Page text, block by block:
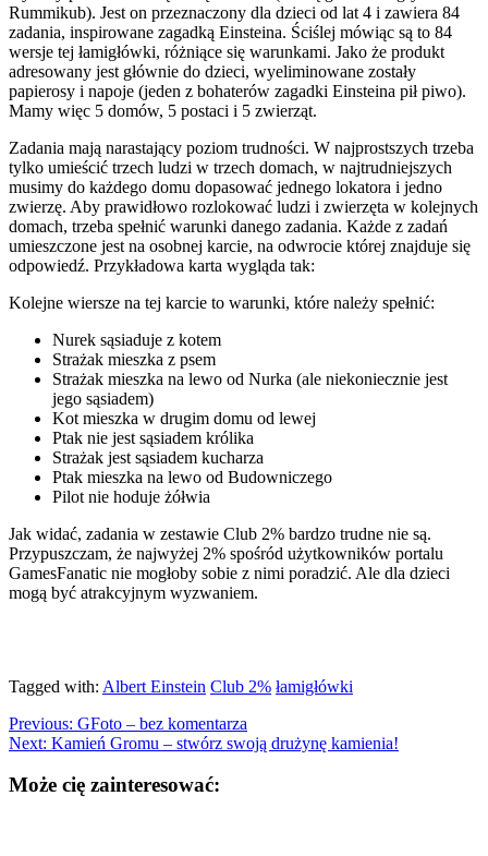
Rummikub). Jest on przeznaczony dla dzieci od lat 4 i zawiera 84
zadania, inspirowane zagadką Einsteina. Ściślej mówiąc są to 84
wersje tej łamigłówki, różniące się warunkami. Jako że produkt
adresowany jest głównie do dzieci, wyeliminowane zostały
papierosy i napoje (jeden z bohaterów zagadki Einsteina pił piwo).
Mamy więc 5 domów, 5 postaci i 5 zwierząt.
Zadania mają narastający poziom trudności. W najprostszych trzeba
tylko umieścić trzech ludzi w trzech domach, w najtrudniejszych
musimy do każdego domu dopasować jednego lokatora i jedno
zwierzę. Aby prawidłowo rozlokować ludzi i zwierzęta w kolejnych
domach, trzeba spełnić warunki danego zadania. Każde z zadań
umieszczone jest na osobnej karcie, na odwrocie której znajduje się
odpowiedź. Przykładowa karta wygląda tak:
Kolejne wiersze na tej karcie to warunki, które należy spełnić:
Nurek sąsiaduje z kotem
Strażak mieszka z psem
Strażak mieszka na lewo od Nurka (ale niekoniecznie jest
jego sąsiadem)
Kot mieszka w drugim domu od lewej
Ptak nie jest sąsiadem królika
Strażak jest sąsiadem kucharza
Ptak mieszka na lewo od Budowniczego
Pilot nie hoduje żółwia
Jak widać, zadania w zestawie Club 2% bardzo trudne nie są.
Przypuszczam, że najwyżej 2% spośród użytkowników portalu
GamesFanatic nie mogłoby sobie z nimi poradzić. Ale dla dzieci
mogą być atrakcyjnym wyzwaniem.
Tagged with: Albert Einstein Club 2% łamigłówki
Previous: GFoto – bez komentarza
Next: Kamień Gromu – stwórz swoją drużynę kamienia!
Może cię zainteresować: